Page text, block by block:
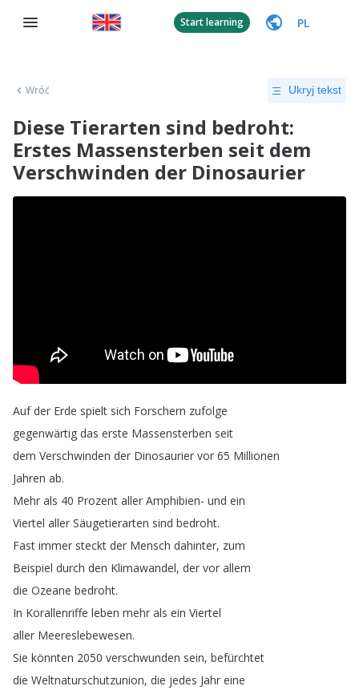
Start learning PL
Wróć Ukryj tekst
Diese Tierarten sind bedroht:
Erstes Massensterben seit dem
Verschwinden der Dinosaurier
Auf der Erde spielt sich Forschern zufolge
gegenwärtig das erste Massensterben seit
dem Verschwinden der Dinosaurier vor 65 Millionen
Jahren ab.
Mehr als 40 Prozent aller Amphibien- und ein
Viertel aller Säugetierarten sind bedroht.
Fast immer steckt der Mensch dahinter, zum
Beispiel durch den Klimawandel, der vor allem
die Ozeane bedroht.
In Korallenriffe leben mehr als ein Viertel
aller Meereslebewesen.
Sie könnten 2050 verschwunden sein, befürchtet
die Weltnaturschutzunion, die jedes Jahr eine